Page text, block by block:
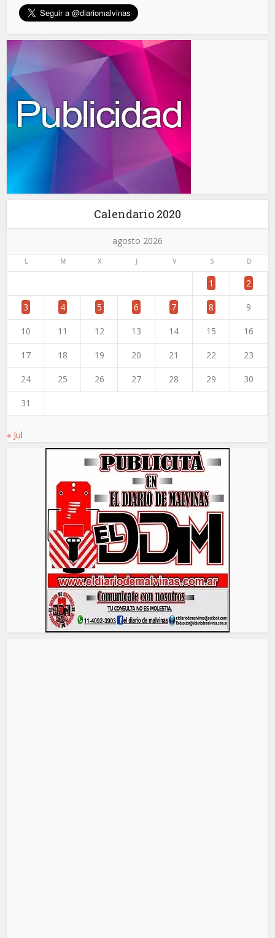
Calendario 2020
agosto 2026
L M X J V S D
1 2
3 4 5 6 7 8 9
10 11 12 13 14 15 16
17 18 19 20 21 22 23
24 25 26 27 28 29 30
31
« Jul